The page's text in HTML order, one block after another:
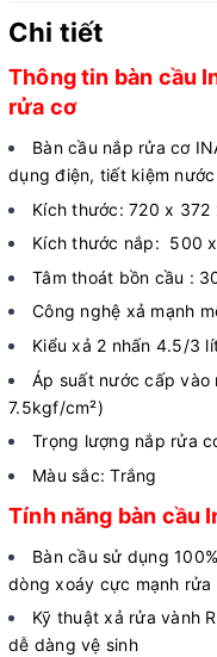
Chi tiết
Thông tin bàn cầu
rửa cơ
Bàn cầu nắp rửa cơ
dụng điện, tiết kiệm nước
Kích thước: 720 x
Kích thước nắp: 500
Tâm thoát bồn cầu :
Công nghệ xả mạnh
Kiểu xả 2 nhấn 4.5/3
Áp suất nước cấp
7.5kgf/cm²)
Trọng lượng nắp rửa
Màu sắc: Trắng
Tính năng bàn cầu
Bàn cầu sử dụng
dòng xoáy cực mạnh rửa
Kỹ thuật xả rửa vành
dễ dàng vệ sinh